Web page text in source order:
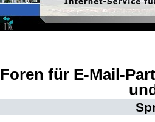
Foren für E-Mail-